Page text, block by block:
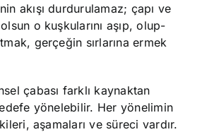
akışı durdurulamaz; çapı ve
o kuşkularını aşıp, olup-
gerçeğin sırlarına ermek
çabası farklı kaynaktan
yönelebilir. Her yönelimin
aşamaları ve süreci vardır.